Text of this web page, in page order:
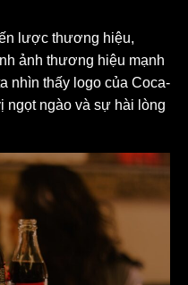
lược thương hiệu,
ảnh thương hiệu mạnh
nhìn thấy logo của Coca-
ngào và sự hài lòng